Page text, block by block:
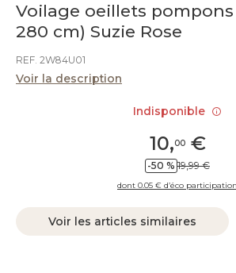
Voilage oeillets pompons
280 cm) Suzie Rose
REF. 2W84U01
Voir la description
10,00€
-50 % 19,99 €
dont 0.05 € d’éco participation
Voir les articles similaires